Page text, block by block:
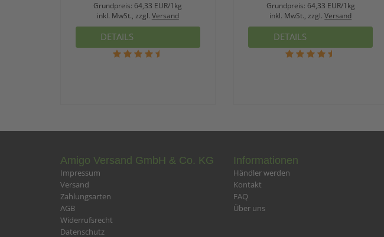
Grundpreis: 64,33 EUR/1kg
inkl. MwSt., zzgl. Versand
DETAILS
Grundpreis: 64,33 EUR/1kg
inkl. MwSt., zzgl.Versand
DETAILS
Amigo Versand GmbH & Co. KG
Impressum
Versand
Zahlungsarten
AGB
Widerrufsrecht
Datenschutz
Informationen
Händler werden
Kontakt
FAQ
Über uns